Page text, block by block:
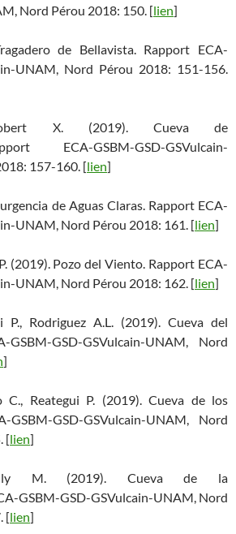
Nord Pérou 2018: 150. [lien]
de Bellavista. Rapport ECA-
UNAM, Nord Pérou 2018: 151-156.
X. (2019). Cueva de
ECA-GSBM-GSD-GSVulcain-
157-160. [lien]
de Aguas Claras. Rapport ECA-
UNAM, Nord Pérou 2018: 161. [lien]
(2019). Pozo del Viento. Rapport ECA-
UNAM, Nord Pérou 2018: 162. [lien]
P., Rodriguez A.L. (2019). Cueva del
GSD-GSVulcain-UNAM, Nord
]
C., Reategui P. (2019). Cueva de los
GSBM-GSD-GSVulcain-UNAM, Nord
[lien]
M. (2019). Cueva de la
GSBM-GSD-GSVulcain-UNAM, Nord
[lien]